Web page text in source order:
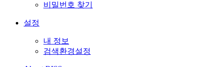
비밀번호 찾기
설정
내 정보
검색환경설정